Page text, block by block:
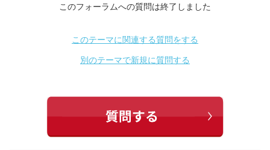
このフォーラムへの質問は終了しました
このテーマに関連する質問をする
別のテーマで新規に質問する